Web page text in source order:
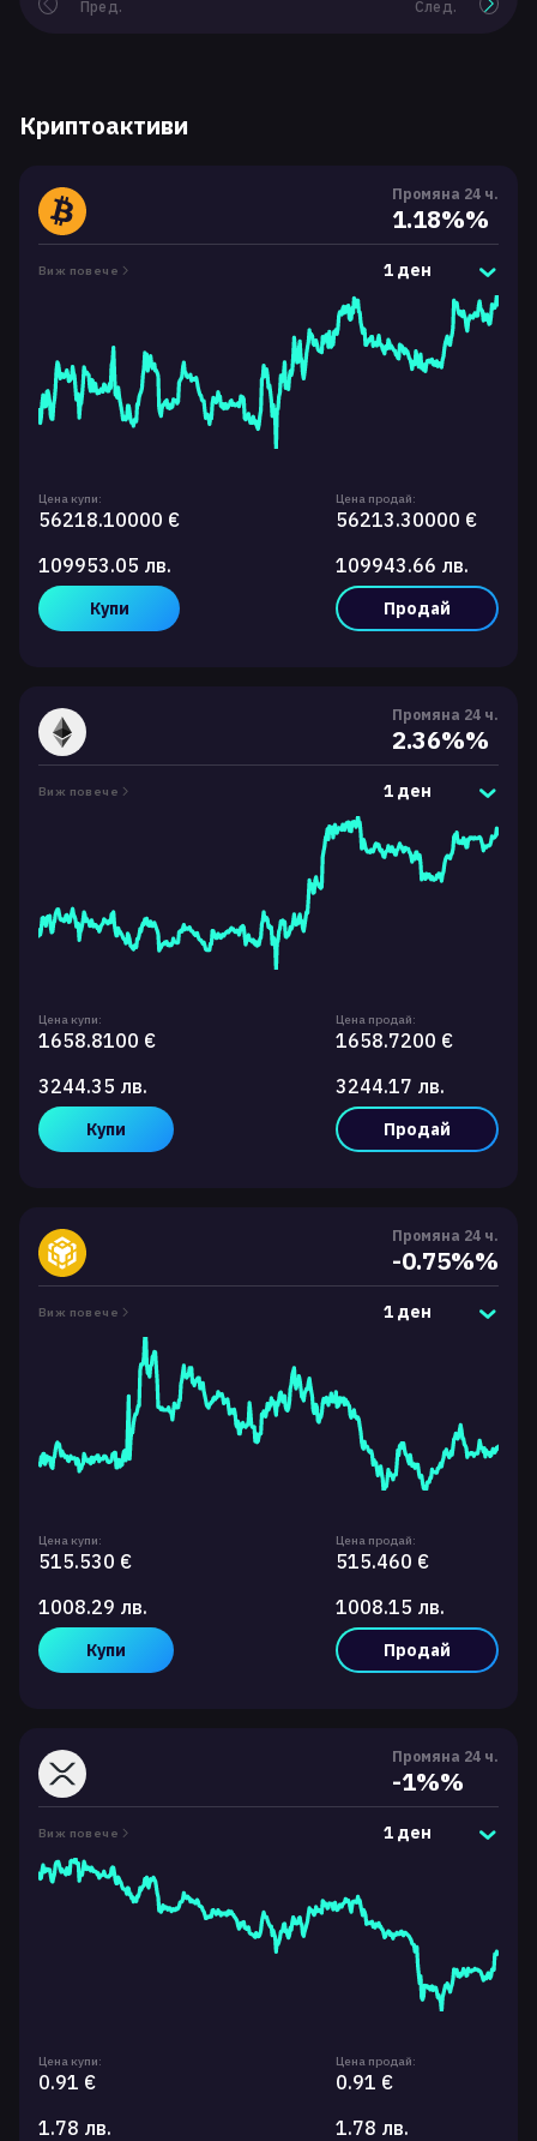
Пред. След.
Криптоактиви
Промяна 24 ч.
1.18%%
Виж повече 1 ден
Цена купи:
56218.10000 €
109953.05 лв.
Купи
Цена продай:
56213.30000 €
109943.66 лв.
Продай
Промяна 24 ч.
2.36%%
Виж повече 1 ден
Цена купи:
1658.8100 €
3244.35 лв.
Купи
Цена продай:
1658.7200 €
3244.17 лв.
Продай
Промяна 24 ч.
-0.75%%
Виж повече 1 ден
Цена купи:
515.530 €
1008.29 лв.
Купи
Цена продай:
515.460 €
1008.15 лв.
Продай
Промяна 24 ч.
-1%%
Виж повече 1 ден
Цена купи:
0.91 €
1.78 лв.
Цена продай:
0.91 €
1.78 лв.